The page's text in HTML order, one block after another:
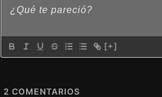
[+]
2 COMENTARIOS